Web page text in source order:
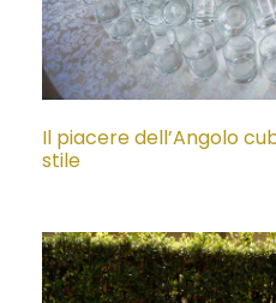
Il piacere dell’Angolo
stile